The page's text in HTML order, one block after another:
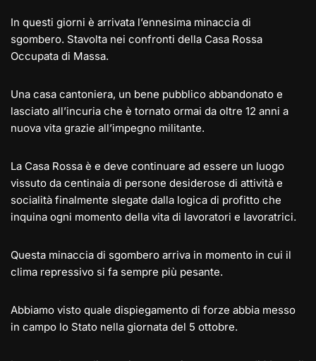
In questi giorni è arrivata l’ennesima minaccia di
sgombero. Stavolta nei confronti della Casa Rossa
Occupata di Massa.
Una casa cantoniera, un bene pubblico abbandonato e
lasciato all’incuria che è tornato ormai da oltre 12 anni a
nuova vita grazie all’impegno militante.
La Casa Rossa è e deve continuare ad essere un luogo
vissuto da centinaia di persone desiderose di attività e
socialità finalmente slegate dalla logica di profitto che
inquina ogni momento della vita di lavoratori e lavoratrici.
Questa minaccia di sgombero arriva in momento in cui il
clima repressivo si fa sempre più pesante.
Abbiamo visto quale dispiegamento di forze abbia messo
in campo lo Stato nella giornata del 5 ottobre.